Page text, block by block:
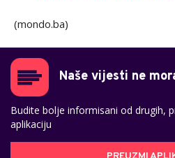
(mondo.ba)
Naše vijesti ne
Budite bolje informisani od drugih,
aplikaciju